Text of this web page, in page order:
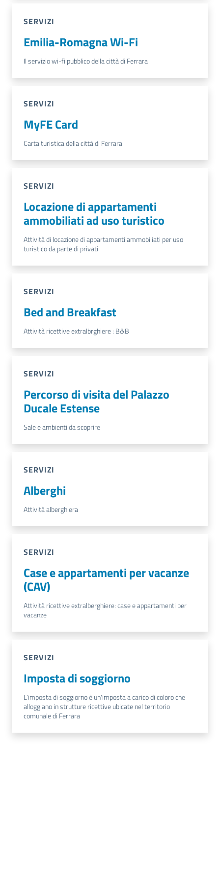
SERVIZI
Emilia-Romagna Wi-Fi
Il servizio wi-fi pubblico della città di Ferrara
SERVIZI
MyFE Card
Carta turistica della città di Ferrara
SERVIZI
Locazione di appartamenti
ammobiliati ad uso turistico
Attività di locazione di appartamenti ammobiliati per uso
turistico da parte di privati
SERVIZI
Bed and Breakfast
Attività ricettive extralbrghiere : B&B
SERVIZI
Percorso di visita del Palazzo
Ducale Estense
Sale e ambienti da scoprire
SERVIZI
Alberghi
Attività alberghiera
SERVIZI
Case e appartamenti per vacanze
(CAV)
Attività ricettive extralberghiere: case e appartamenti per
vacanze
SERVIZI
Imposta di soggiorno
L’imposta di soggiorno è un'imposta a carico di coloro che
alloggiano in strutture ricettive ubicate nel territorio
comunale di Ferrara